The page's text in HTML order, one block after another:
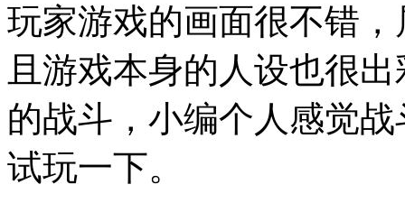
玩家游戏的画面很不错
且游戏本身的人设也很
的战斗，小编个人感觉
试玩一下。